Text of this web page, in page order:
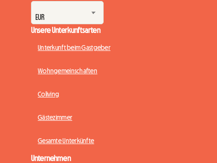
Unsere Unterkunftsarten
Unterkunft beim Gastgeber
Wohngemeinschaften
Coliving
Gästezimmer
Gesamte Unterkünfte
Unternehmen